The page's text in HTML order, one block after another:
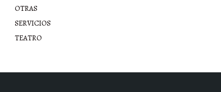
OTRAS
SERVICIOS
TEATRO